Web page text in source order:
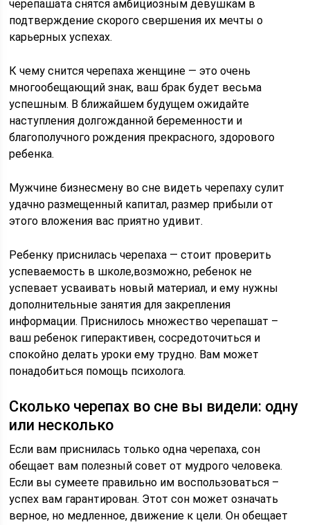
черепашата снятся амбициозным девушкам в
подтверждение скорого свершения их мечты о
карьерных успехах.
К чему снится черепаха женщине — это очень
многообещающий знак, ваш брак будет весьма
успешным. В ближайшем будущем ожидайте
наступления долгожданной беременности и
благополучного рождения прекрасного, здорового
ребенка.
Мужчине бизнесмену во сне видеть черепаху сулит
удачно размещенный капитал, размер прибыли от
этого вложения вас приятно удивит.
Ребенку приснилась черепаха — стоит проверить
успеваемость в школе,возможно, ребенок не
успевает усваивать новый материал, и ему нужны
дополнительные занятия для закрепления
информации. Приснилось множество черепашат –
ваш ребенок гиперактивен, сосредоточиться и
спокойно делать уроки ему трудно. Вам может
понадобиться помощь психолога.
Сколько черепах во сне вы видели: одну
или несколько
Если вам приснилась только одна черепаха, сон
обещает вам полезный совет от мудрого человека.
Если вы сумеете правильно им воспользоваться –
успех вам гарантирован. Этот сон может означать
верное, но медленное, движение к цели. Он обещает